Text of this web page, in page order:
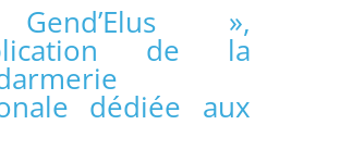
»,
de la
dédiée aux